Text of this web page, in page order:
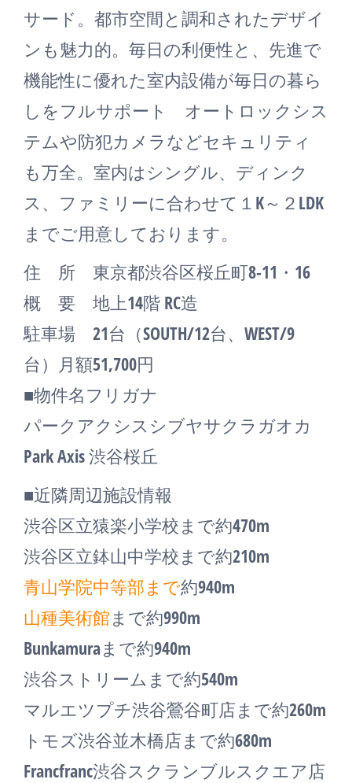
サード。都市空間と調和されたデザイ
ンも魅力的。毎日の利便性と、先進で
機能性に優れた室内設備が毎日の暮ら
しをフルサポート オートロックシス
テムや防犯カメラなどセキュリティ
も万全。室内はシングル、ディンク
ス、ファミリーに合わせて１K～２LDK
までご用意しております。
住 所 東京都渋谷区桜丘町8-11・16
概 要 地上14階 RC造
駐車場 21台（SOUTH/12台、WEST/9
台）月額51,700円
■物件名フリガナ
パークアクシスシブヤサクラガオカ
Park Axis 渋谷桜丘
■近隣周辺施設情報
渋谷区立猿楽小学校まで約470m
渋谷区立鉢山中学校まで約210m
青山学院中等部まで約940m
山種美術館まで約990m
Bunkamuraまで約940m
渋谷ストリームまで約540m
マルエツプチ渋谷鶯谷町店まで約260m
トモズ渋谷並木橋店まで約680m
Francfranc渋谷スクランブルスクエア店